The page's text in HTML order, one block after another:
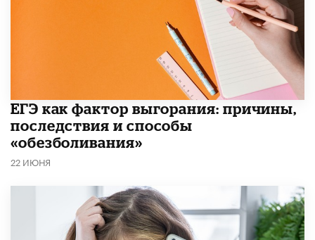
​ЕГЭ как фактор выгорания: причины,
последствия и способы
«обезболивания»
22 ИЮНЯ